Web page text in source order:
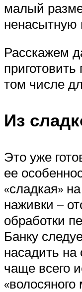
малый
ненасытную
Расскажем
том числе
Из
Это уже
ее
«сладкая»
наживки –
обработки
Банку
насадить на
чаще всего
«волосяного